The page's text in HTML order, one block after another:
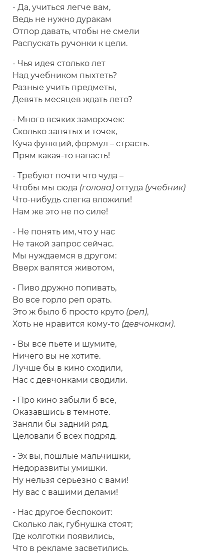
- Да, учиться легче вам,
Ведь не нужно дуракам
Отпор давать, чтобы не смели
Распускать ручонки к цели.
- Чья идея столько лет
Над учебником пыхтеть?
Разные учить предметы,
Девять месяцев ждать лето?
- Много всяких заморочек:
Сколько запятых и точек,
Куча функций, формул – страсть.
Прям какая-то напасть!
- Требуют почти что чуда –
Чтобы мы сюда (голова) оттуда (учебник)
Что-нибудь слегка вложили!
Нам же это не по силе!
- Не понять им, что у нас
Не такой запрос сейчас.
Мы нуждаемся в другом:
Вверх валятся животом,
- Пиво дружно попивать,
Во все горло реп орать.
Это ж было б просто круто (реп),
Хоть не нравится кому-то (девчонкам).
- Вы все пьете и шумите,
Ничего вы не хотите.
Лучше бы в кино сходили,
Нас с девчонками сводили.
- Про кино забыли б все,
Оказавшись в темноте.
Заняли бы задний ряд,
Целовали б всех подряд.
- Эх вы, пошлые мальчишки,
Недоразвиты умишки.
Ну нельзя серьезно с вами!
Ну вас с вашими делами!
- Нас другое беспокоит:
Сколько лак, губнушка стоят;
Где колготки появились,
Что в рекламе засветились.